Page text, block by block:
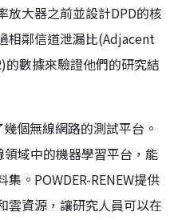
放大器之前並設計DPD的核
相鄰信道泄漏比(Adjacent
的數據來驗證他們的研究結
個無線網路的測試平台。
域中的機器學習平台，能
。POWDER-RENEW提供
雲資源，讓研究人員可以在